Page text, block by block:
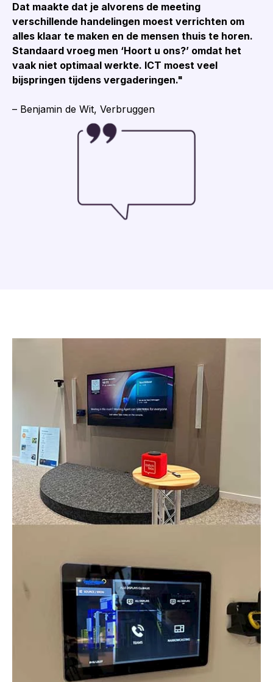
Dat maakte dat je alvorens de meeting
verschillende handelingen moest verrichten om
alles klaar te maken en de mensen thuis te horen.
Standaard vroeg men ‘Hoort u ons?’ omdat het
vaak niet optimaal werkte. ICT moest veel
bijspringen tijdens vergaderingen."
– Benjamin de Wit, Verbruggen